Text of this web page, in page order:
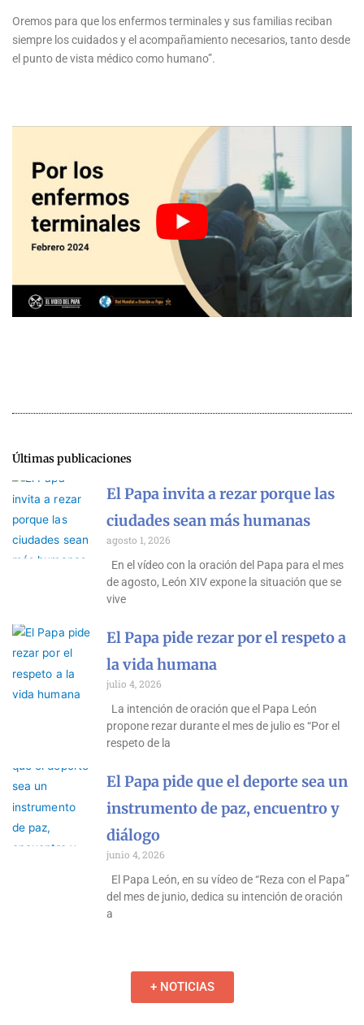
Oremos para que los enfermos terminales y sus familias reciban
siempre los cuidados y el acompañamiento necesarios, tanto desde
el punto de vista médico como humano”.
Últimas publicaciones
El Papa invita a rezar porque las
ciudades sean más humanas
agosto 1, 2026
En el vídeo con la oración del Papa para el mes
de agosto, León XIV expone la situación que se
vive
El Papa pide rezar por el respeto a
la vida humana
julio 4, 2026
La intención de oración que el Papa León
propone rezar durante el mes de julio es “Por el
respeto de la
El Papa pide que el deporte sea un
instrumento de paz, encuentro y
diálogo
junio 4, 2026
El Papa León, en su vídeo de “Reza con el Papa”
del mes de junio, dedica su intención de oración
a
+ NOTICIAS